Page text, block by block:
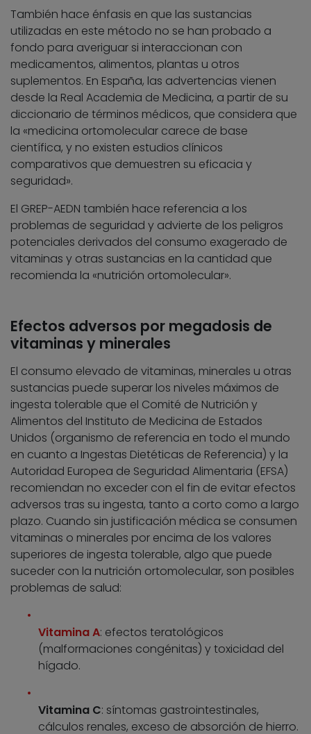
También hace énfasis en que las sustancias
utilizadas en este método no se han probado a
fondo para averiguar si interaccionan con
medicamentos, alimentos, plantas u otros
suplementos. En España, las advertencias vienen
desde la Real Academia de Medicina, a partir de su
diccionario de términos médicos, que considera que
la «medicina ortomolecular carece de base
científica, y no existen estudios clínicos
comparativos que demuestren su eficacia y
seguridad».
El GREP-AEDN también hace referencia a los
problemas de seguridad y advierte de los peligros
potenciales derivados del consumo exagerado de
vitaminas y otras sustancias en la cantidad que
recomienda la «nutrición ortomolecular».
Efectos adversos por megadosis de
vitaminas y minerales
El consumo elevado de vitaminas, minerales u otras
sustancias puede superar los niveles máximos de
ingesta tolerable que el Comité de Nutrición y
Alimentos del Instituto de Medicina de Estados
Unidos (organismo de referencia en todo el mundo
en cuanto a Ingestas Dietéticas de Referencia) y la
Autoridad Europea de Seguridad Alimentaria (EFSA)
recomiendan no exceder con el fin de evitar efectos
adversos tras su ingesta, tanto a corto como a largo
plazo. Cuando sin justificación médica se consumen
vitaminas o minerales por encima de los valores
superiores de ingesta tolerable, algo que puede
suceder con la nutrición ortomolecular, son posibles
problemas de salud:
Vitamina A: efectos teratológicos
(malformaciones congénitas) y toxicidad del
hígado.
Vitamina C: síntomas gastrointestinales,
cálculos renales, exceso de absorción de hierro.